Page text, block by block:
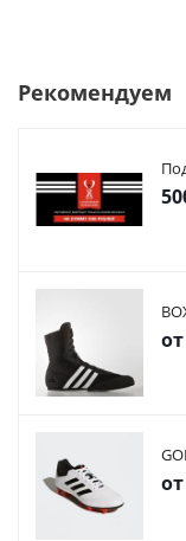
Рекомендуем
от
от